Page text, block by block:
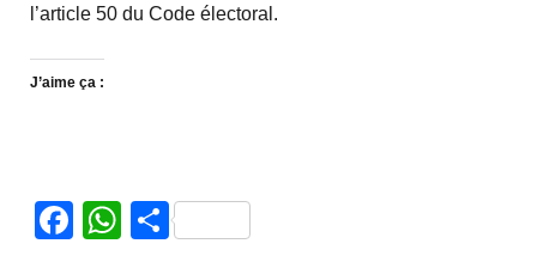
l’article 50 du Code électoral.
J’aime ça :
Facebook
WhatsApp
Partager